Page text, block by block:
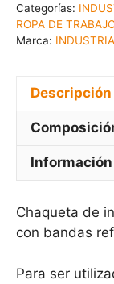
Categorías:
ROPA DE
Marca:
Descripción
Chaqueta de
con bandas
Para ser